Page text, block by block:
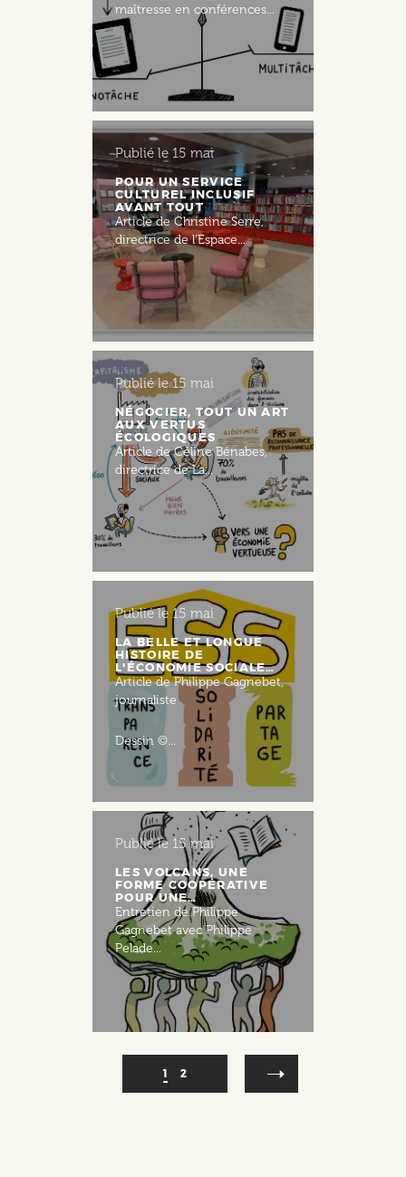
maîtresse en conférences...
Publié le 15 mai
POUR UN SERVICE
CULTUREL INCLUSIF
AVANT TOUT
Article de Christine Serre,
directrice de l’Espace...
Publié le15 mai
NÉGOCIER, TOUT UN ART
AUX VERTUS
ÉCOLOGIQUES
Article de Céline Bénabes,
directrice de La...
Publié le 15 mai
LA BELLE ET LONGUE
HISTOIRE DE
L'ÉCONOMIE SOCIALE…
Article de Philippe Gagnebet,
journaliste
Dessin ©...
Publié le 15 mai
LES VOLCANS, UNE
FORME COOPÉRATIVE
POUR UNE…
Entretien de Philippe
Gagnebet avec Philippe
Pelade...
Page
courante
1 Page
2